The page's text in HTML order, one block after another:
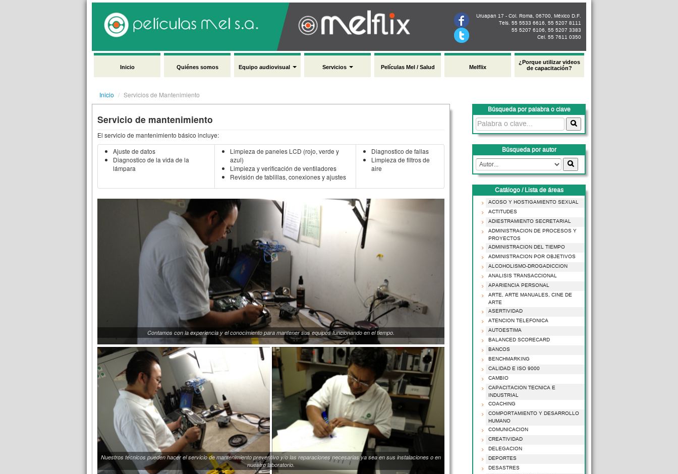
Uruapan 17 - Col. Roma, 06700, México D.F.
Tels. 55 5533 6616, 55 5207 8111
55 5207 6106, 55 5207 3383
Cel. 55 7611 0350
Inicio Quiénes somos Equipo audiovisual Servicios Películas Mel / Salud Melflix
¿Porque utilizar videos
de capacitación?
Inicio / Servicios de Mantenimiento
Servicio de mantenimiento
El servicio de mantenimiento básico incluye:
Ajuste de datos
Diagnostico de la vida de la
lámpara
Limpieza de paneles LCD (rojo, verde y
azul)
Limpieza y verificación de ventiladores
Revisión de tablillas, conexiones y ajustes
Diagnostico de fallas
Limpieza de filtros de
aire
Contamos con la experiencia y el conocimiento para mantener sus equipos funcionando en el tiempo.
Nuestros técnicos pueden hacer el servicio de mantenimiento preventivo y/o las reparaciones necesarias ya sea en sus instalaciones o en
nuestro laboratorio.
Búsqueda por palabra o clave
Búsqueda por autor
Catálogo / Lista de áreas
ACOSO Y HOSTIGAMIENTO SEXUAL
ACTITUDES
ADIESTRAMIENTO SECRETARIAL
ADMINISTRACION DE PROCESOS Y
PROYECTOS
ADMINISTRACION DEL TIEMPO
ADMINISTRACION POR OBJETIVOS
ALCOHOLISMO-DROGADICCION
ANALISIS TRANSACCIONAL
APARIENCIA PERSONAL
ARTE, ARTE MANUALES, CINE DE
ARTE
ASERTIVIDAD
ATENCION TELEFONICA
AUTOESTIMA
BALANCED SCORECARD
BANCOS
BENCHMARKING
CALIDAD E ISO 9000
CAMBIO
CAPACITACION TECNICA E
INDUSTRIAL
COACHING
COMPORTAMIENTO Y DESARROLLO
HUMANO
COMUNICACION
CREATIVIDAD
DELEGACION
DEPORTES
DESASTRES